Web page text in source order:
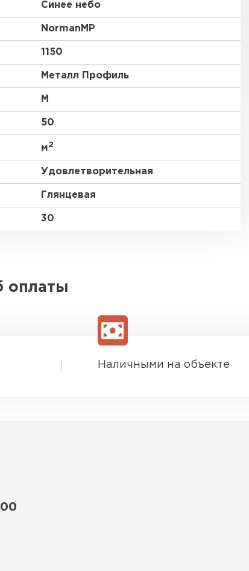
Синее небо
NormanMP
1150
Металл Профиль
M
50
м2
Удовлетворительная
Глянцевая
30
оплаты
Наличными на объекте